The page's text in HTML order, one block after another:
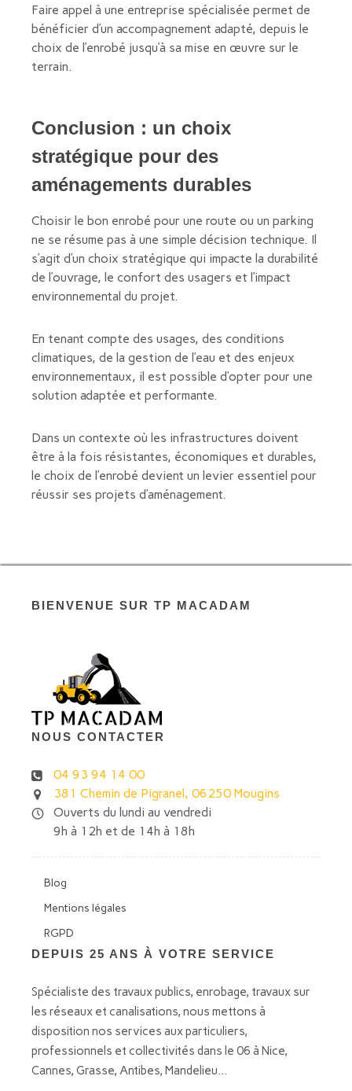
Faire appel à une entreprise spécialisée permet de
bénéficier d’un accompagnement adapté, depuis le
choix de l’enrobé jusqu’à sa mise en œuvre sur le
terrain.
Conclusion : un choix
stratégique pour des
aménagements durables
Choisir le bon enrobé pour une route ou un parking
ne se résume pas à une simple décision technique. Il
s’agit d’un choix stratégique qui impacte la durabilité
de l’ouvrage, le confort des usagers et l’impact
environnemental du projet.
En tenant compte des usages, des conditions
climatiques, de la gestion de l’eau et des enjeux
environnementaux, il est possible d’opter pour une
solution adaptée et performante.
Dans un contexte où les infrastructures doivent
être à la fois résistantes, économiques et durables,
le choix de l’enrobé devient un levier essentiel pour
réussir ses projets d’aménagement.
BIENVENUE SUR TP MACADAM
NOUS CONTACTER
04 93 94 14 00
381 Chemin de Pigranel, 06250 Mougins
Ouverts du lundi au vendredi
9h à 12h et de 14h à 18h
Blog
Mentions légales
RGPD
DEPUIS 25 ANS À VOTRE SERVICE
Spécialiste des travaux publics, enrobage, travaux sur
les réseaux et canalisations, nous mettons à
disposition nos services aux particuliers,
professionnels et collectivités dans le 06 à Nice,
Cannes, Grasse, Antibes, Mandelieu...